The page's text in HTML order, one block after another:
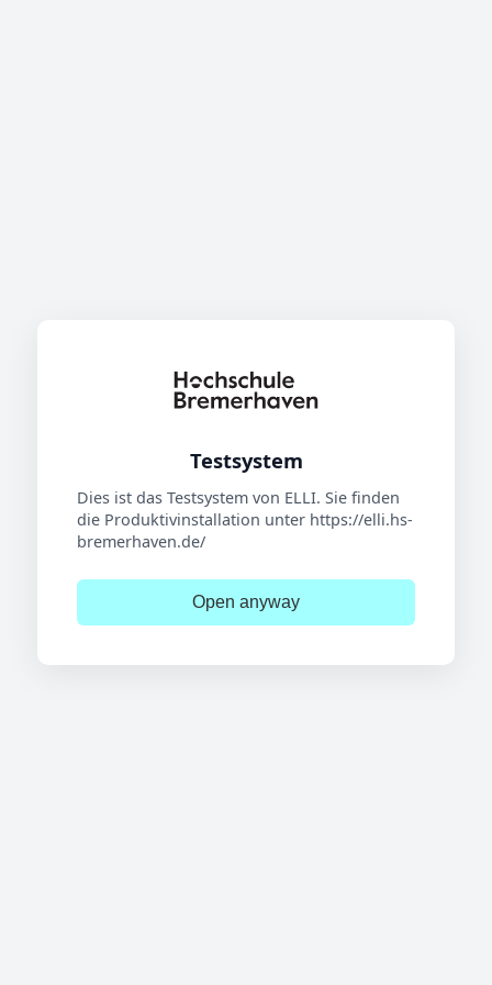
Testsystem
Dies ist das Testsystem von ELLI. Sie finden
die Produktivinstallation unter https://elli.hs-
bremerhaven.de/
Open anyway